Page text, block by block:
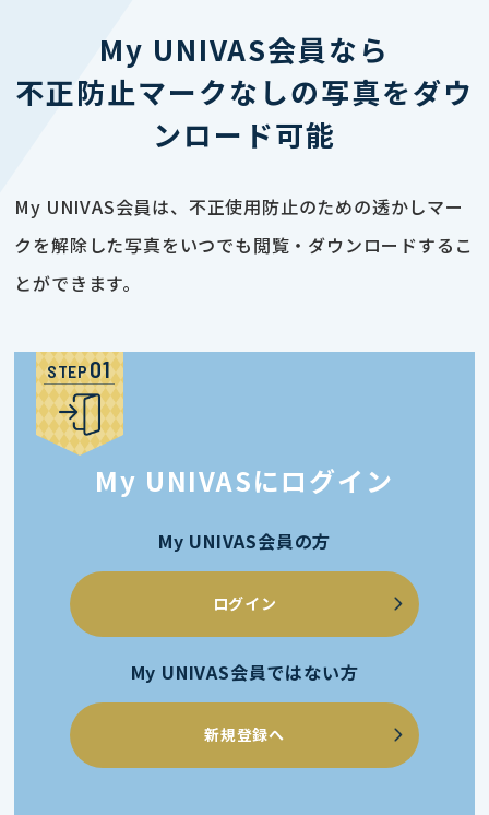
My UNIVAS会員なら
不正防止マークなしの写真をダウ
ンロード可能
My UNIVAS会員は、不正使用防止のための透かしマー
クを解除した写真をいつでも閲覧・ダウンロードするこ
とができます。
STEP
My UNIVASにログイン
My UNIVAS会員の方
ログイン
My UNIVAS会員ではない方
新規登録へ